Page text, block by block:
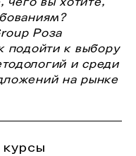
Роза
подойти к выбору
и среди
на рынке